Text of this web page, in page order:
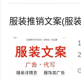
服装推销文案(服